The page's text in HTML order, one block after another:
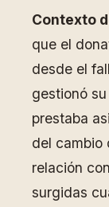
Contexto
que el
desde el
gestionó
prestaba
del cambio
relación
surgidas